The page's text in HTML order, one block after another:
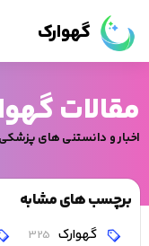
گهوارک
مقالات
اخبار و دانستنی های
برچسب های مشابه
گهوارک 325